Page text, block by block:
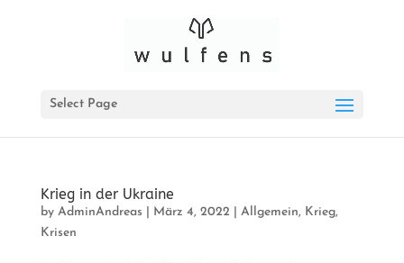
Select Page
Krieg in der Ukraine
by AdminAndreas März 4, 2022 Allgemein, Krieg,
Krisen